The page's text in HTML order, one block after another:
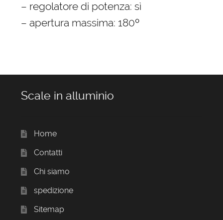
– regolatore di potenza: sì
– apertura massima: 180º
Scale in alluminio
Home
Contatti
Chi siamo
spedizione
Sitemap